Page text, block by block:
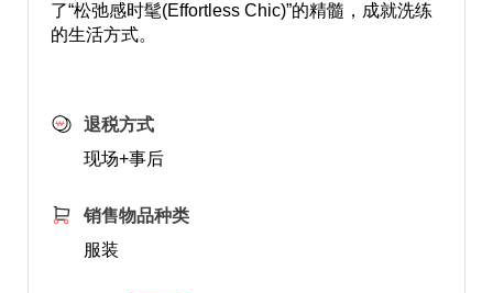
了“松弛感时髦(Effortless Chic)”的精髓，成就洗练
的生活方式。
退税方式
现场+事后
销售物品种类
服装